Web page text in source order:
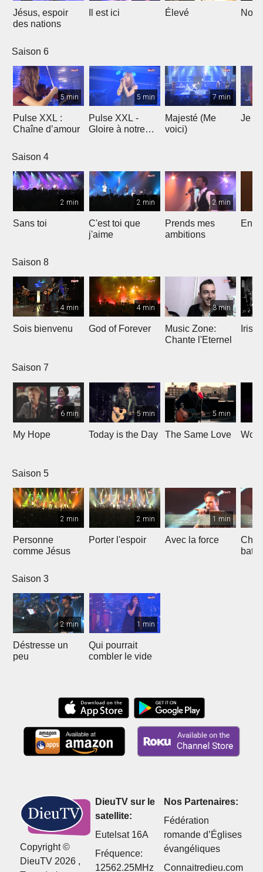
Jésus, espoir
des nations
Il est ici Élevé
Saison 6
5 min
Pulse XXL :
Chaîne d’amour
5 min
Pulse XXL -
Gloire à notre
7 min
Majesté (Me
voici)
Je te
Saison 4
2 min
Sans toi
2 min
C'est toi que
j'aime
2 min
Prends mes
ambitions
Saison 8
4 min
Sois bienvenu
4 min
God of Forever
3 min
Music Zone:
Chante l'Eternel
Irish
Saison 7
6 min
My Hope
5 min
Today is the Day
5 min
The Same Love
Saison 5
2 min
Personne
comme Jésus
2 min
Porter l'espoir
1 min
Avec la force
Saison 3
2 min
Déstresse un
peu
1 min
Qui pourrait
combler le vide
Copyright ©
DieuTV 2026 ,
DieuTV sur le
satellite:
Eutelsat 16A
Fréquence:
12562.25MHz
Nos Partenaires:
Fédération
romande d’Églises
évangéliques
Connaitredieu.com